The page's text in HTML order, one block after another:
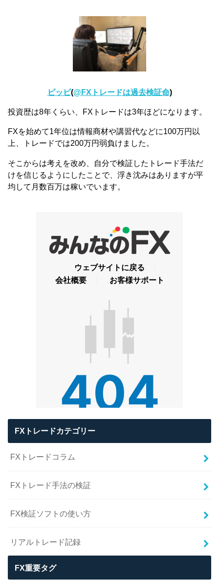
ピッピ(@FXトレードは過去検証命)
投資歴は8年くらい、FXトレードは3年ほどになります。
FXを始めて1年位は情報商材や講習代などに100万円以
上、トレードでは200万円弱負けました。
そこからは考えを改め、自分で検証したトレード手法だ
けを信じるようにしたことで、浮き沈みはありますが平
均して月数百万は稼いでいます。
FXトレードカテゴリー
FXトレードコラム
FXトレード手法の検証
FX検証ソフトの使い方
リアルトレード記録
FX重要タグ